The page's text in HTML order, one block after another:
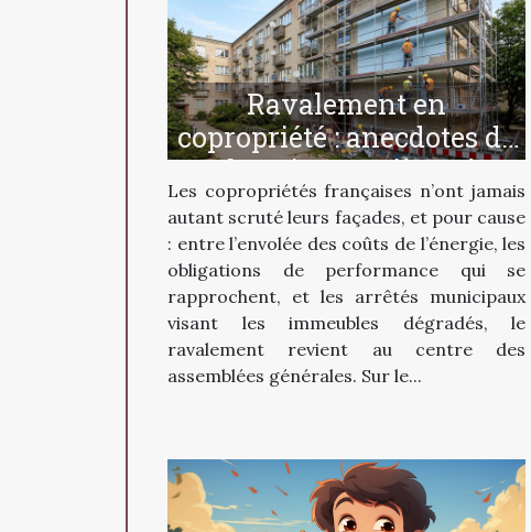
Ravalement en
copropriété : anecdotes de
chantiers et pièges à
éviter
Les copropriétés françaises n’ont jamais
autant scruté leurs façades, et pour cause
: entre l’envolée des coûts de l’énergie, les
obligations de performance qui se
rapprochent, et les arrêtés municipaux
visant les immeubles dégradés, le
ravalement revient au centre des
assemblées générales. Sur le...